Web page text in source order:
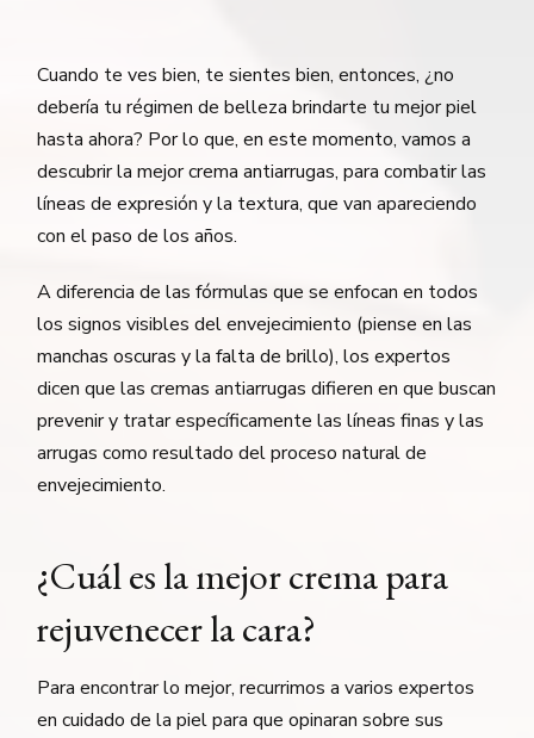
Cuando te ves bien, te sientes bien, entonces, ¿no
debería tu régimen de belleza brindarte tu mejor piel
hasta ahora? Por lo que, en este momento, vamos a
descubrir la mejor crema antiarrugas, para combatir las
líneas de expresión y la textura, que van apareciendo
con el paso de los años.
A diferencia de las fórmulas que se enfocan en todos
los signos visibles del envejecimiento (piense en las
manchas oscuras y la falta de brillo), los expertos
dicen que las cremas antiarrugas difieren en que buscan
prevenir y tratar específicamente las líneas finas y las
arrugas como resultado del proceso natural de
envejecimiento.
¿Cuál es la mejor crema para
rejuvenecer la cara?
Para encontrar lo mejor, recurrimos a varios expertos
en cuidado de la piel para que opinaran sobre sus